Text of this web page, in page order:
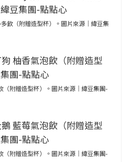
飲（附贈造型杯）。圖片來源｜緯豆集
附贈造型杯）。圖片來源｜緯豆集團-
附贈造型杯）。圖片來源｜緯豆集團-